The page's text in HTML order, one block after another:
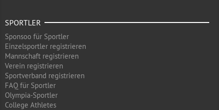
SPORTLER
Sponsoo für Sportler
Einzelsportler registrieren
Mannschaft registrieren
Verein registrieren
Sportverband registrieren
FAQ für Sportler
Olympia-Sportler
College Athletes